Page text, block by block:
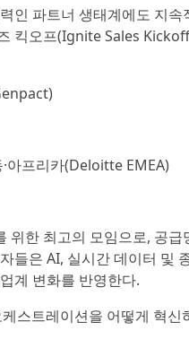
인 파트너 생태계에도 지
킥오프(Ignite Sales
·아프리카(Deloitte EMEA)
위한 최고의 모임으로, 공
들은 AI, 실시간 데이터 및
계 변화를 반영한다.
스트레이션을 어떻게 혁신